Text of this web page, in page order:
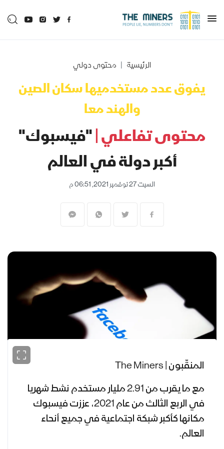
الرئيسية محتوى دولي
يفوق عدد مستخدميها سكان الصين
والهند معا
محتوى تفاعلي |"فيسبوك"
أكبر دولة في العالم
السبت 27 نوفمبر 2021, 06:51 م
المنقّبون | The Miners
مع ما يقرب من 2.91 مليار مستخدم نشط شهريا
في الربع الثالث من عام 2021، عززت فيسبوك
مكانها كأكبر شبكة اجتماعية في جميع أنحاء
العالم.